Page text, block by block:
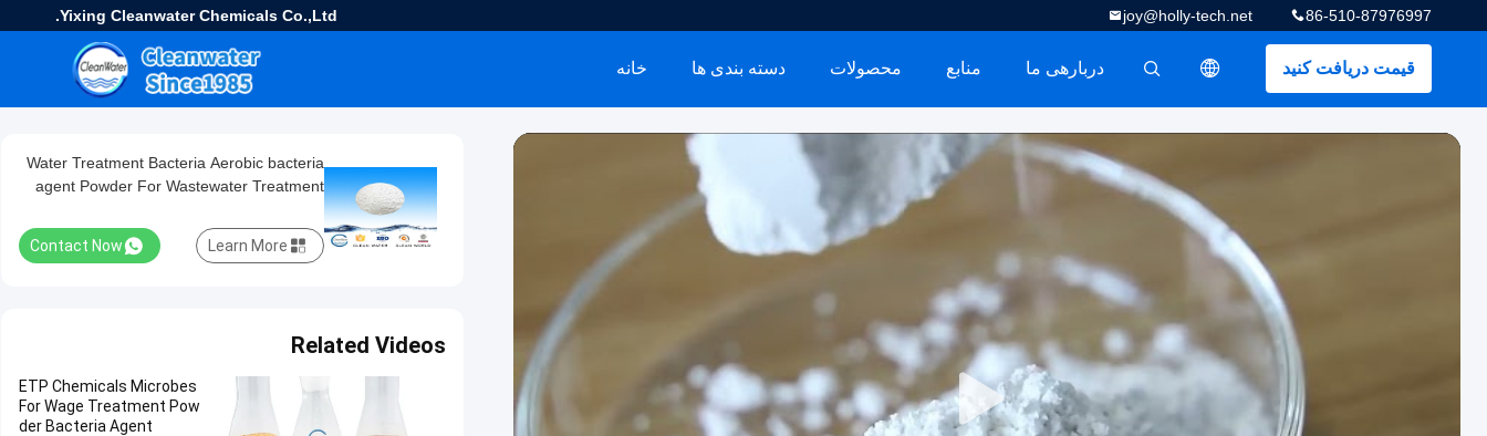
Yixing Cleanwater Chemicals Co.,Ltd. 86-510-87976997
joy@holly-tech.net
قیمت دریافت کنید خانه دسته بندی ها محصولات منابع دربارهی ما
Water Treatment Bacteria Aerobic bacteria
agent Powder For Wastewater Treatment
Contact Now Learn More
Related Videos
ETP Chemicals Microbes
For Wage Treatment Pow
der Bacteria Agent